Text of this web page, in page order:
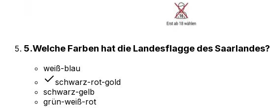
5.Welche Farben hat die Landesflagge des Saarlandes?
weiß-blau
schwarz-rot-gold
schwarz-gelb
grün-weiß-rot